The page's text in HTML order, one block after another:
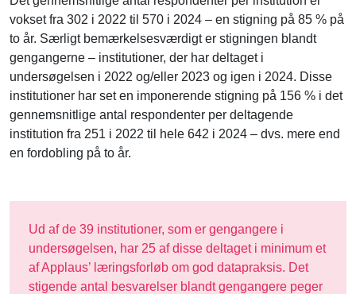
vokset fra 302 i 2022 til 570 i 2024 – en stigning på 85 % på
to år. Særligt bemærkelsesværdigt er stigningen blandt
gengangerne – institutioner, der har deltaget i
undersøgelsen i 2022 og/eller 2023 og igen i 2024. Disse
institutioner har set en imponerende stigning på 156 % i det
gennemsnitlige antal respondenter per deltagende
institution fra 251 i 2022 til hele 642 i 2024 – dvs. mere end
en fordobling på to år.
Ud af de 39 institutioner, som er gengangere i
undersøgelsen, har 25 af disse deltaget i minimum et
af Applaus’ læringsforløb om god datapraksis. Det
stigende antal besvarelser blandt gengangere peger